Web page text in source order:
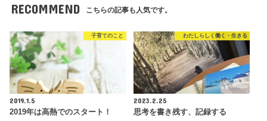
RECOMMEND こちらの記事も人気です。
子育てのこと
2019.1.5
2019年は高熱でのスタート！
わたしらしく働く・生きる
2023.2.25
思考を書き残す、記録する